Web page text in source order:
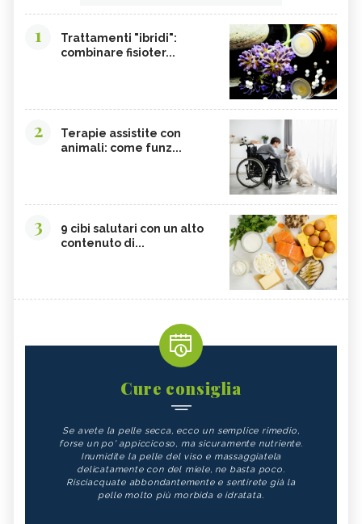
1
Trattamenti "ibridi":
combinare fisioter...
2
Terapie assistite con
animali: come funz...
3
9 cibi salutari con un alto
contenuto di...
Cure consiglia
Se avete la pelle secca, ecco un semplice rimedio,
forse un po' appiccicoso, ma sicuramente nutriente.
Inumidite la pelle del viso e massaggiatela
delicatamente con del miele, ne basta poco.
Risciacquate abbondantemente e sentirete già la
pelle molto più morbida e idratata.